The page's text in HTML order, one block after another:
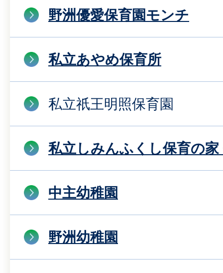
野洲優愛保育園モンチ
私立あやめ保育所
私立祇王明照保育園
私立しみんふくし保育の家
中主幼稚園
野洲幼稚園